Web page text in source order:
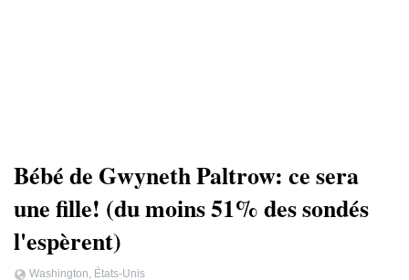
Bébé de Gwyneth Paltrow: ce sera
une fille! (du moins 51% des sondés
l'espèrent)
Washington, États-Unis